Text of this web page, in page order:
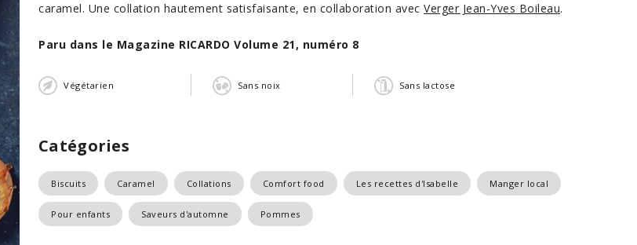
caramel. Une collation hautement satisfaisante, en collaboration avec Verger Jean-Yves Boileau.
Paru dans le Magazine RICARDO Volume 21, numéro 8
Végétarien Sans noix Sans lactose
Catégories
Biscuits Caramel Collations Comfort food Les recettes d'Isabelle Manger local
Pour enfants Saveurs d'automne Pommes